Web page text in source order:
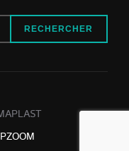
RECHERCHER